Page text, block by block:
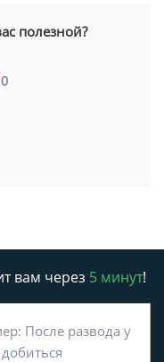
полезной?
0
вам через 5 минут!